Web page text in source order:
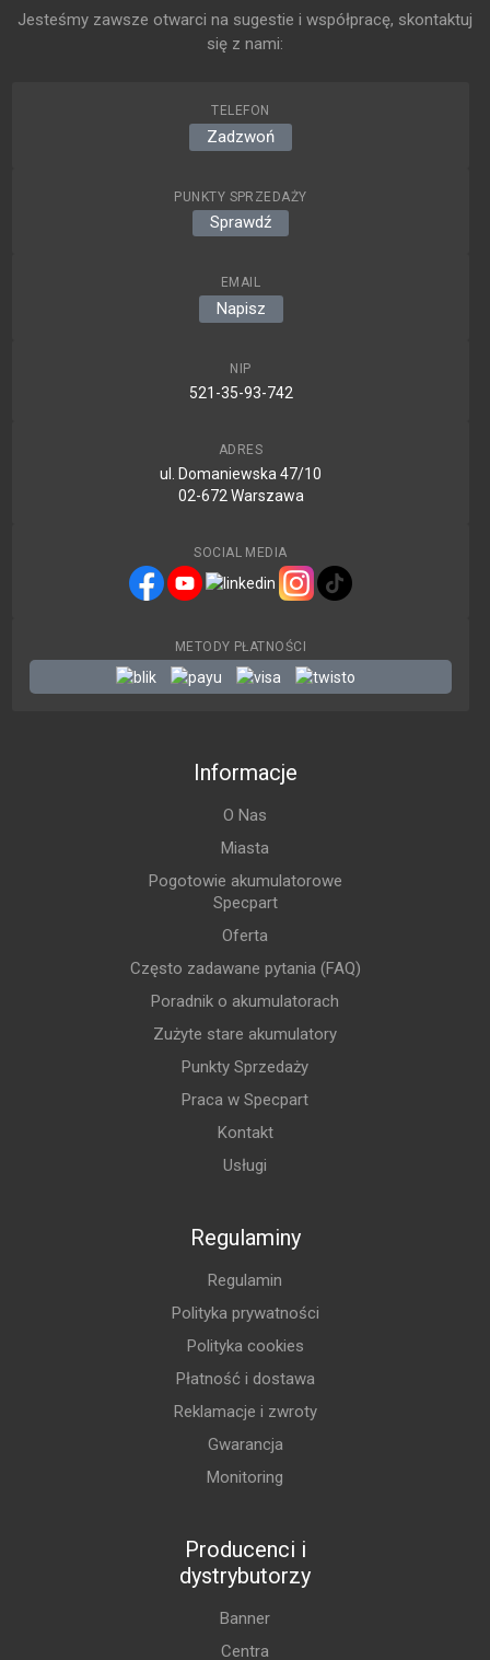
Jesteśmy zawsze otwarci na sugestie i współpracę, skontaktuj
się z nami:
TELEFON
Zadzwoń
PUNKTY SPRZEDAŻY
Sprawdź
EMAIL
Napisz
NIP
521-35-93-742
ADRES
ul. Domaniewska 47/10
02-672 Warszawa
SOCIAL MEDIA
METODY PŁATNOŚCI
Informacje
O Nas
Miasta
Pogotowie akumulatorowe
Specpart
Oferta
Często zadawane pytania (FAQ)
Poradnik o akumulatorach
Zużyte stare akumulatory
Punkty Sprzedaży
Praca w Specpart
Kontakt
Usługi
Regulaminy
Regulamin
Polityka prywatności
Polityka cookies
Płatność i dostawa
Reklamacje i zwroty
Gwarancja
Monitoring
Producenci i
dystrybutorzy
Banner
Centra